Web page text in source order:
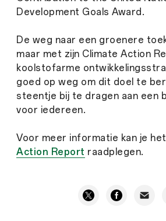
Development Goals Award.
De weg naar een groenere
maar met zijn Climate Action
koolstofarme
goed op weg om dit doel te
steentje bij te dragen aan een
voor iedereen.
Voor meer informatie kan je het
Action Report raadplegen.